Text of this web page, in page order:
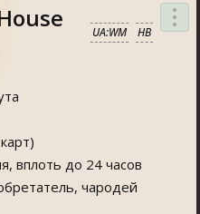
UA:WM HB
вплоть до 24 часов
чародей